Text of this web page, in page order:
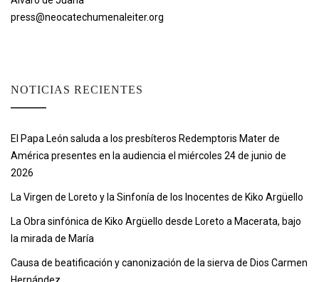
press@neocatechumenaleiter.org
NOTICIAS RECIENTES
El Papa León saluda a los presbíteros Redemptoris Mater de
América presentes en la audiencia el miércoles 24 de junio de
2026
La Virgen de Loreto y la Sinfonía de los Inocentes de Kiko Argüello
La Obra sinfónica de Kiko Argüello desde Loreto a Macerata, bajo
la mirada de María
Causa de beatificación y canonización de la sierva de Dios Carmen